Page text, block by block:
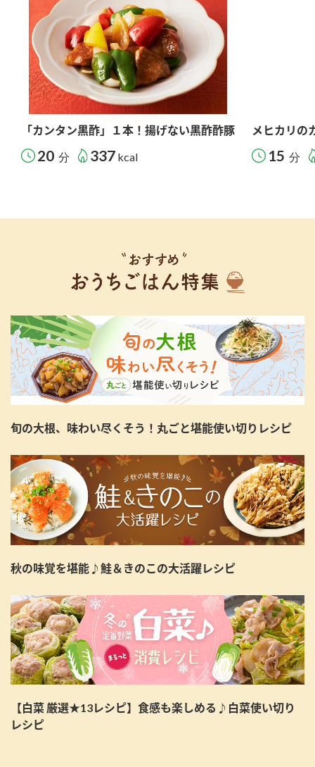
「カンタン黒酢」１本！揚げない黒酢酢豚
20 分 337 kcal
メヒカリの
15 分
旬の大根、味わい尽くそう！丸ごと堪能使い切りレシピ
秋の味覚を堪能♪鮭＆きのこの大活躍レシピ
【白菜 厳選★13レシピ】食感も楽しめる♪白菜使い切り
レシピ